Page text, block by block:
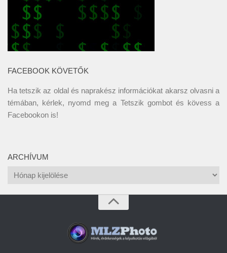
FACEBOOK KÖVETŐK
Ha tetszik az oldal és naprakész információkat akarsz olvasni a
témában, kérlek, nyomd meg a Tetszik gombot és kövess a
Facebookon is!
ARCHÍVUM
Archívum